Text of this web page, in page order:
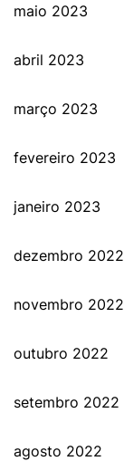
maio 2023
abril 2023
março 2023
fevereiro 2023
janeiro 2023
dezembro 2022
novembro 2022
outubro 2022
setembro 2022
agosto 2022